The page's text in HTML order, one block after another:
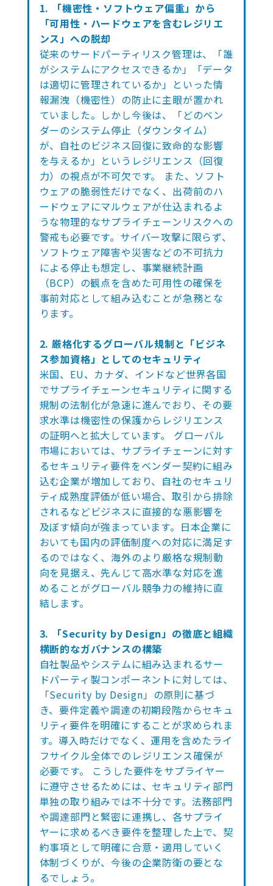
1. 「機密性・ソフトウェア偏重」から
「可用性・ハードウェアを含むレジリエ
ンス」への脱却
従来のサードパーティリスク管理は、「誰
がシステムにアクセスできるか」「データ
は適切に管理されているか」といった情
報漏洩（機密性）の防止に主眼が置かれ
ていました。しかし今後は、「どのベン
ダーのシステム停止（ダウンタイム）
が、自社のビジネス回復に致命的な影響
を与えるか」というレジリエンス（回復
力）の視点が不可欠です。 また、ソフト
ウェアの脆弱性だけでなく、出荷前のハ
ードウェアにマルウェアが仕込まれるよ
うな物理的なサプライチェーンリスクへの
警戒も必要です。サイバー攻撃に限らず、
ソフトウェア障害や災害などの不可抗力
による停止も想定し、事業継続計画
（BCP）の観点を含めた可用性の確保を
事前対応として組み込むことが急務とな
ります。
2. 厳格化するグローバル規制と「ビジネ
ス参加資格」としてのセキュリティ
米国、EU、カナダ、インドなど世界各国
でサプライチェーンセキュリティに関する
規制の法制化が急速に進んでおり、その要
求水準は機密性の保護からレジリエンス
の証明へと拡大しています。 グローバル
市場においては、サプライチェーンに対す
るセキュリティ要件をベンダー契約に組み
込む企業が増加しており、自社のセキュリ
ティ成熟度評価が低い場合、取引から排除
されるなどビジネスに直接的な悪影響を
及ぼす傾向が強まっています。日本企業に
おいても国内の評価制度への対応に満足す
るのではなく、海外のより厳格な規制動
向を見据え、先んじて高水準な対応を進
めることがグローバル競争力の維持に直
結します。
3. 「Security by Design」の徹底と組織
横断的なガバナンスの構築
自社製品やシステムに組み込まれるサー
ドパーティ製コンポーネントに対しては、
「Security by Design」の原則に基づ
き、要件定義や調達の初期段階からセキュ
リティ要件を明確にすることが求められま
す。導入時だけでなく、運用を含めたライ
フサイクル全体でのレジリエンス確保が
必要です。 こうした要件をサプライヤー
に遵守させるためには、セキュリティ部門
単独の取り組みでは不十分です。法務部門
や調達部門と緊密に連携し、各サプライ
ヤーに求めるべき要件を整理した上で、契
約事項として明確に合意・適用していく
体制づくりが、今後の企業防衛の要とな
るでしょう。